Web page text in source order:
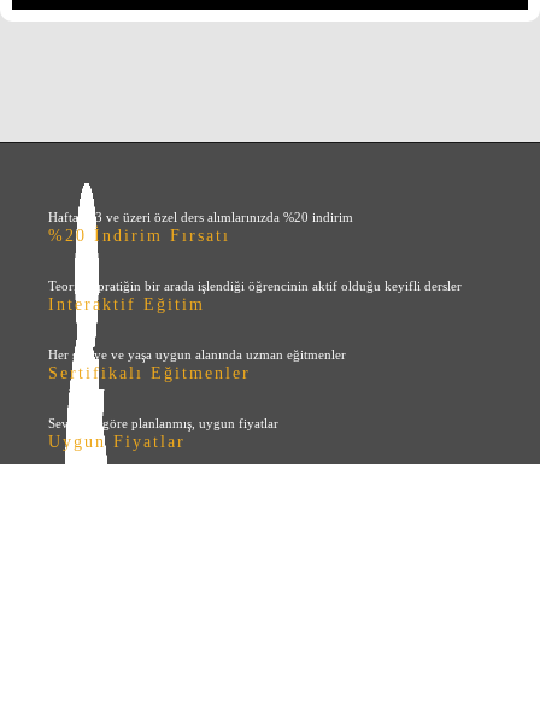
%20 İndirim Fırsatı
Haftada 3 ve üzeri özel ders alımlarınızda %20 indirim
Interaktif Eğitim
Teori ve pratiğin bir arada işlendiği öğrencinin aktif olduğu keyifli dersler
Sertifikalı Eğitmenler
Her seviye ve yaşa uygun alanında uzman eğitmenler
Uygun Fiyatlar
Seviyeye göre planlanmış, uygun fiyatlar